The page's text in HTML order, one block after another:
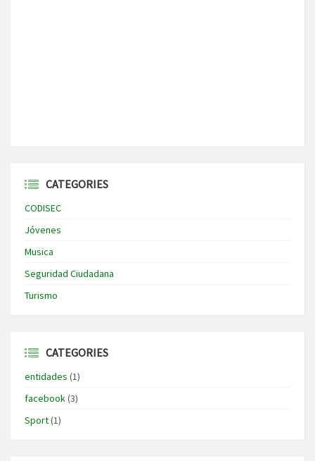
CATEGORIES
CODISEC
Jóvenes
Musica
Seguridad Ciudadana
Turismo
CATEGORIES
entidades (1)
facebook(3)
Sport(1)